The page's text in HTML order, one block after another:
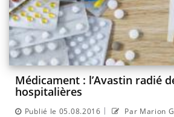
Médicament : l’Avastin radié
hospitalières
Publié le 05.08.2016 | Par Marion